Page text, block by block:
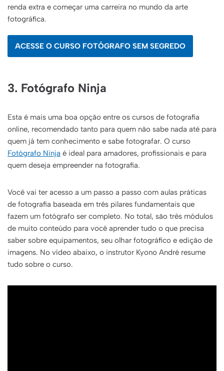
renda extra e começar uma carreira no mundo da arte
fotográfica.
ACESSE O CURSO FOTÓGRAFO SEM SEGREDO
3. Fotógrafo Ninja
Esta é mais uma boa opção entre os cursos de fotografia
online, recomendado tanto para quem não sabe nada até para
quem já tem conhecimento e sabe fotografar. O curso
Fotógrafo Ninja é ideal para amadores, profissionais e para
quem deseja empreender na fotografia.
Você vai ter acesso a um passo a passo com aulas práticas
de fotografia baseada em três pilares fundamentais que
fazem um fotógrafo ser completo. No total, são três módulos
de muito conteúdo para você aprender tudo o que precisa
saber sobre equipamentos, seu olhar fotográfico e edição de
imagens. No vídeo abaixo, o instrutor Kyono André resume
tudo sobre o curso.